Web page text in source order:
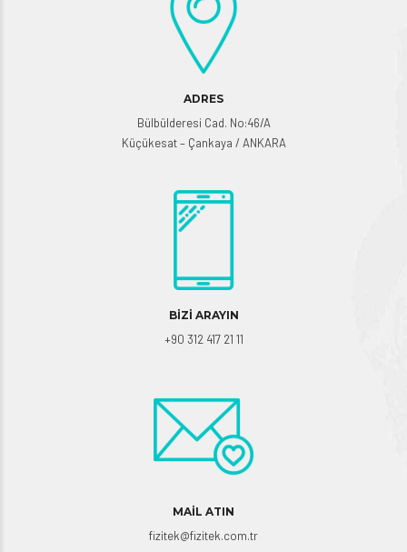
ADRES
Bülbülderesi Cad. No:46/A
Küçükesat – Çankaya / ANKARA
BİZİ ARAYIN
+90 312 417 21 11
MAİL ATIN
fizitek@fizitek.com.tr